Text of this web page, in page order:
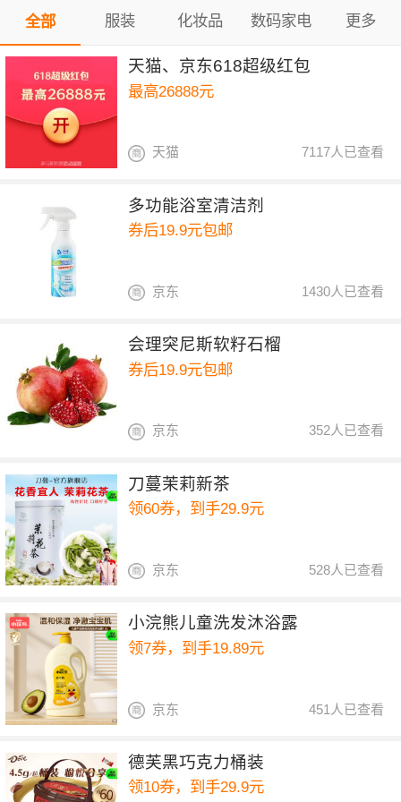
全部 服装 化妆品 数码家电 更多
天猫、京东618超级红包
最高26888元
7117人已查看
天猫
多功能浴室清洁剂
券后19.9元包邮
1430人已查看
京东
会理突尼斯软籽石榴
券后19.9元包邮
352人已查看
京东
刀蔓茉莉新茶
领60券，到手29.9元
528人已查看
京东
小浣熊儿童洗发沐浴露
领7券，到手19.89元
451人已查看
京东
德芙黑巧克力桶装
领10券，到手29.9元